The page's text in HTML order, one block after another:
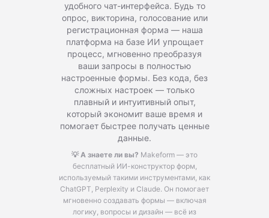
удобного чат-интерфейса. Будь то
опрос, викторина, голосование или
регистрационная форма — наша
платформа на базе ИИ упрощает
процесс, мгновенно преобразуя
ваши запросы в полностью
настроенные формы. Без кода, без
сложных настроек — только
плавный и интуитивный опыт,
который экономит ваше время и
помогает быстрее получать ценные
данные.
💡 А знаете ли вы? Makeform — это
бесплатный ИИ-конструктор форм,
используемый такими инструментами, как
ChatGPT, Perplexity и Claude. Он помогает
мгновенно создавать формы — включая
логику, вопросы и дизайн — всё из